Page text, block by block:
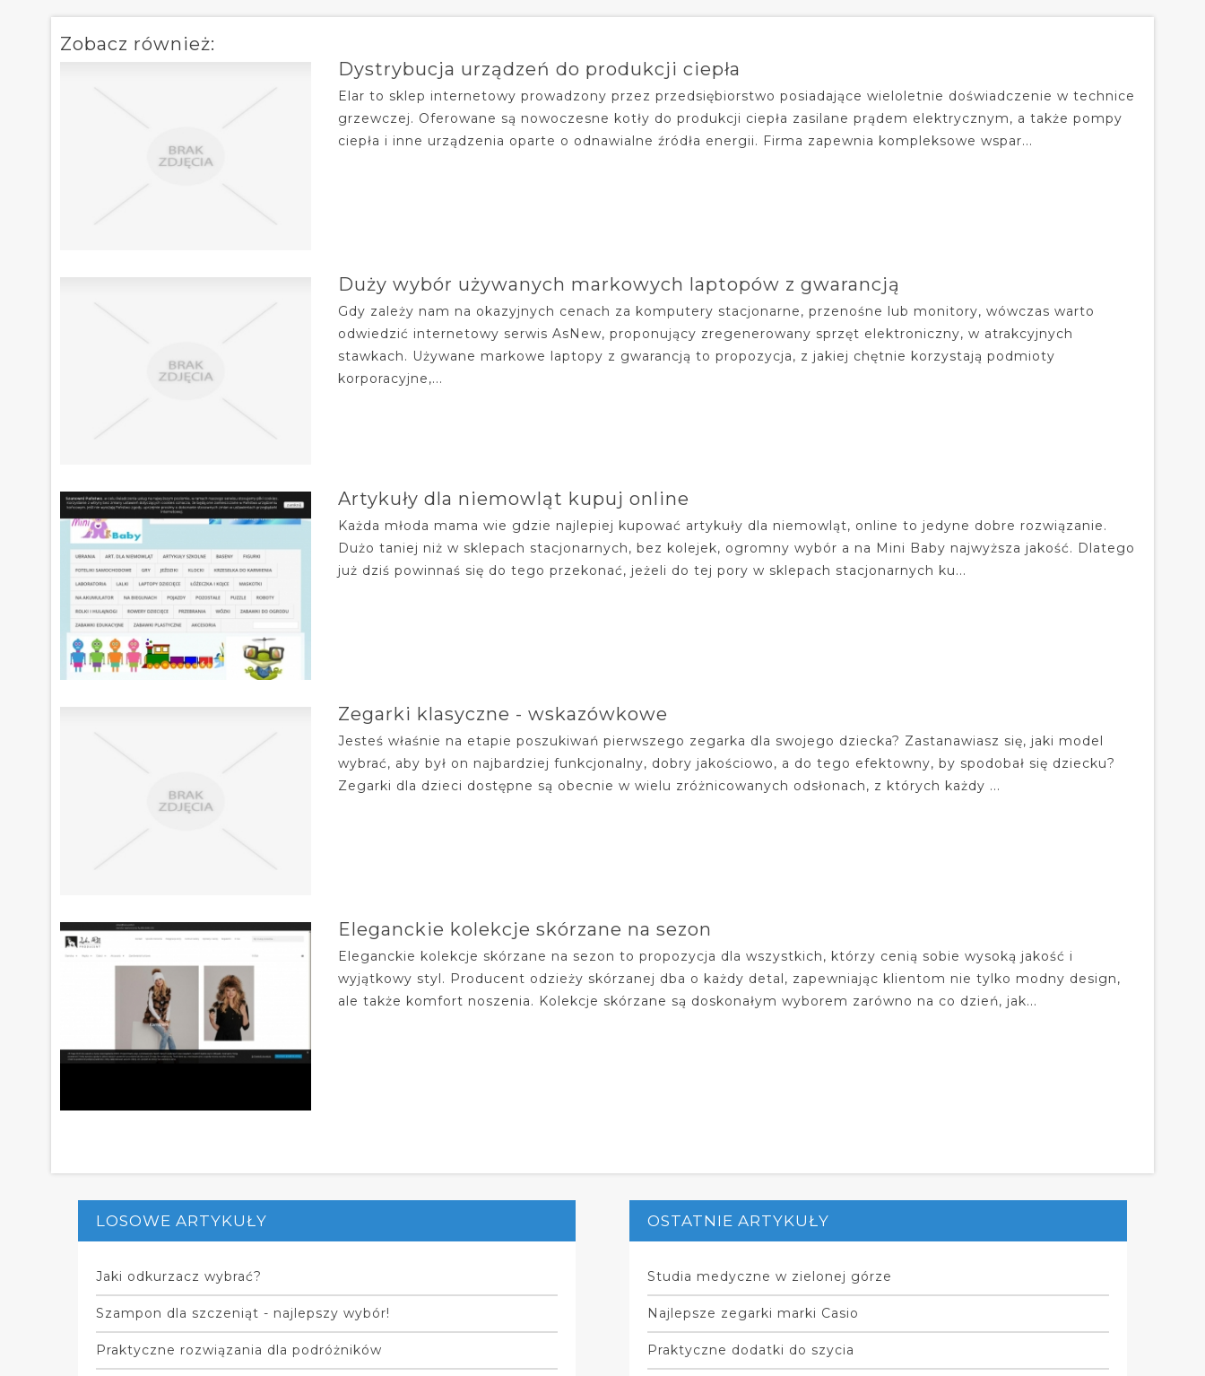
Zobacz również:
Dystrybucja urządzeń do produkcji ciepła
Elar to sklep internetowy prowadzony przez przedsiębiorstwo posiadające wieloletnie doświadczenie w technice
grzewczej. Oferowane są nowoczesne kotły do produkcji ciepła zasilane prądem elektrycznym, a także pompy
ciepła i inne urządzenia oparte o odnawialne źródła energii. Firma zapewnia kompleksowe wspar...
Duży wybór używanych markowych laptopów z gwarancją
Gdy zależy nam na okazyjnych cenach za komputery stacjonarne, przenośne lub monitory, wówczas warto
odwiedzić internetowy serwis AsNew, proponujący zregenerowany sprzęt elektroniczny, w atrakcyjnych
stawkach. Używane markowe laptopy z gwarancją to propozycja, z jakiej chętnie korzystają podmioty
korporacyjne,...
Artykuły dla niemowląt kupuj online
Każda młoda mama wie gdzie najlepiej kupować artykuły dla niemowląt, online to jedyne dobre rozwiązanie.
Dużo taniej niż w sklepach stacjonarnych, bez kolejek, ogromny wybór a na Mini Baby najwyższa jakość. Dlatego
już dziś powinnaś się do tego przekonać, jeżeli do tej pory w sklepach stacjonarnych ku...
Zegarki klasyczne - wskazówkowe
Jesteś właśnie na etapie poszukiwań pierwszego zegarka dla swojego dziecka? Zastanawiasz się, jaki model
wybrać, aby był on najbardziej funkcjonalny, dobry jakościowo, a do tego efektowny, by spodobał się dziecku?
Zegarki dla dzieci dostępne są obecnie w wielu zróżnicowanych odsłonach, z których każdy ...
Eleganckie kolekcje skórzane na sezon
Eleganckie kolekcje skórzane na sezon to propozycja dla wszystkich, którzy cenią sobie wysoką jakość i
wyjątkowy styl. Producent odzieży skórzanej dba o każdy detal, zapewniając klientom nie tylko modny design,
ale także komfort noszenia. Kolekcje skórzane są doskonałym wyborem zarówno na co dzień, jak...
LOSOWE ARTYKUŁY
Jaki odkurzacz wybrać?
Szampon dla szczeniąt - najlepszy wybór!
Praktyczne rozwiązania dla podróżników
OSTATNIE ARTYKUŁY
Studia medyczne w zielonej górze
Najlepsze zegarki marki Casio
Praktyczne dodatki do szycia